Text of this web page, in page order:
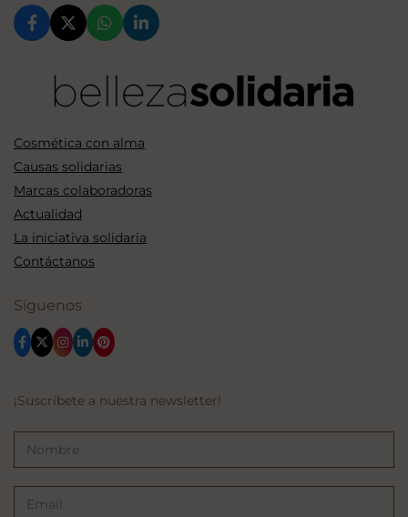
Cosmética con alma
Causas solidarias
Marcas colaboradoras
Actualidad
La iniciativa solidaria
Contáctanos
Síguenos
¡Suscríbete a nuestra newsletter!